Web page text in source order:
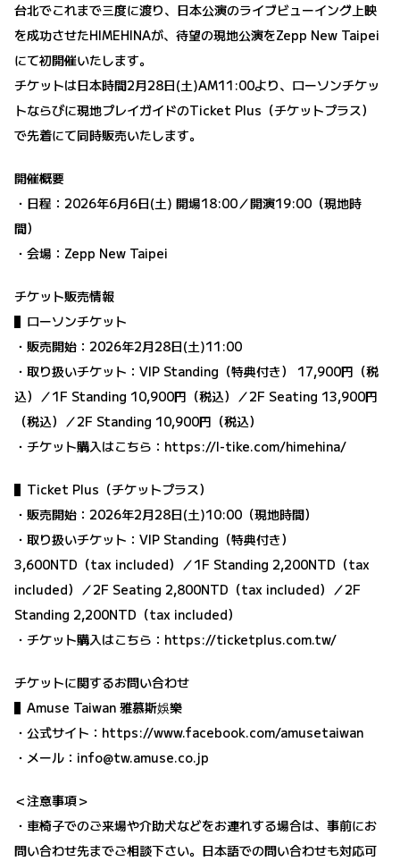
台北でこれまで三度に渡り、日本公演のライブビューイング上映
を成功させたHIMEHINAが、待望の現地公演をZepp New Taipei
にて初開催いたします。
チケットは日本時間2月28日(土)AM11:00より、ローソンチケッ
トならびに現地プレイガイドのTicket Plus（チケットプラス）
で先着にて同時販売いたします。
開催概要
・日程：2026年6月6日(土) 開場18:00／開演19:00（現地時
間）
・会場：Zepp New Taipei
チケット販売情報
▌ローソンチケット
・販売開始：2026年2月28日(土)11:00
・取り扱いチケット：VIP Standing（特典付き） 17,900円（税
込）／1F Standing 10,900円（税込）／2F Seating 13,900円
（税込）／2F Standing 10,900円（税込）
・チケット購入はこちら： https://l-tike.com/himehina/
▌Ticket Plus（チケットプラス）
・販売開始：2026年2月28日(土)10:00（現地時間）
・取り扱いチケット：VIP Standing（特典付き）
3,600NTD（tax included）／1F Standing 2,200NTD（tax
included）／2F Seating 2,800NTD（tax included）／2F
Standing 2,200NTD（tax included）
・チケット購入はこちら： https://ticketplus.com.tw/
チケットに関するお問い合わせ
▌Amuse Taiwan 雅慕斯娛樂
・公式サイト：https://www.facebook.com/amusetaiwan
・メール：info@tw.amuse.co.jp
＜注意事項＞
・車椅子でのご来場や介助犬などをお連れする場合は、事前にお
問い合わせ先までご相談下さい。日本語での問い合わせも対応可